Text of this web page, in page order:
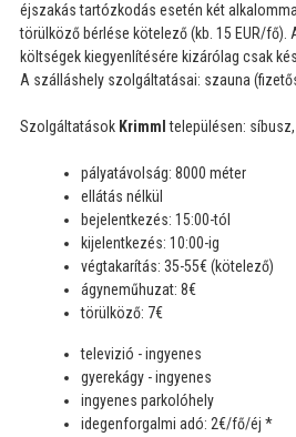
éjszakás tartózkodás esetén két
törülköző bérlése kötelező (kb. 15 EUR/fő).
költségek kiegyenlítésére kizárólag csak
A szálláshely szolgáltatásai: szauna
Szolgáltatások Krimml településen:
pályatávolság: 8000 méter
ellátás nélkül
bejelentkezés: 15:00-tól
kijelentkezés: 10:00-ig
végtakarítás: 35-55€ (kötelező)
ágyneműhuzat: 8€
törülköző: 7€
televizió - ingyenes
gyerekágy - ingyenes
ingyenes parkolóhely
idegenforgalmi adó: 2€/fő/éj *